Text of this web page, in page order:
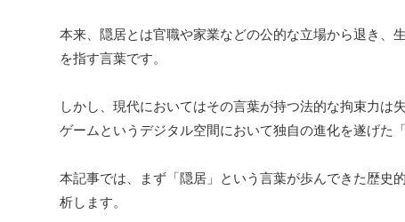
本来、隠居とは官職や家業などの公的な立場から退き、
を指す言葉です。
しかし、現代においてはその言葉が持つ法的な拘束力
ゲームというデジタル空間において独自の進化を遂げた
本記事では、まず「隠居」という言葉が歩んできた歴史
析します。